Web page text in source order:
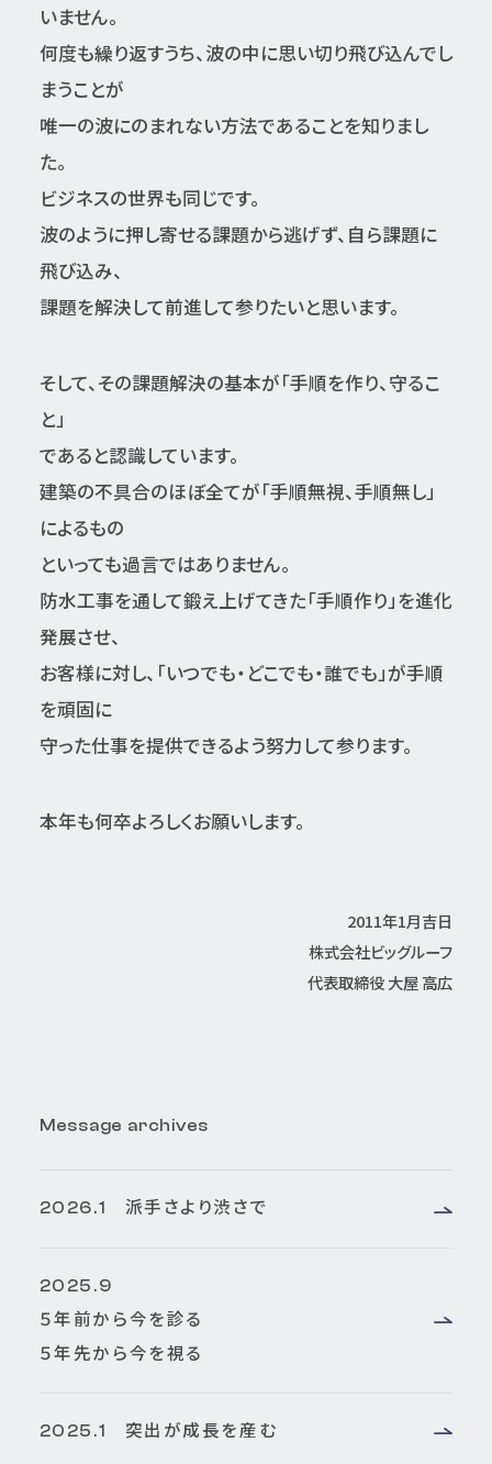
いません。
何度も繰り返すうち、波の中に思い切り飛び込んでし
まうことが
唯一の波にのまれない方法であることを知りまし
た。
ビジネスの世界も同じです。
波のように押し寄せる課題から逃げず、自ら課題に
飛び込み、
課題を解決して前進して参りたいと思います。
そして、その課題解決の基本が「手順を作り、守るこ
と」
であると認識しています。
建築の不具合のほぼ全てが「手順無視、手順無し」
によるもの
といっても過言ではありません。
防水工事を通して鍛え上げてきた「手順作り」を進化
発展させ、
お客様に対し、「いつでも・どこでも・誰でも」が手順
を頑固に
守った仕事を提供できるよう努力して参ります。
本年も何卒よろしくお願いします。
2011年1月吉日
株式会社ビッグルーフ
代表取締役 大屋 高広
Message archives
2026.1 派手さより渋さで
2025.9
５年前から今を診る
５年先から今を視る
2025.1 突出が成長を産む